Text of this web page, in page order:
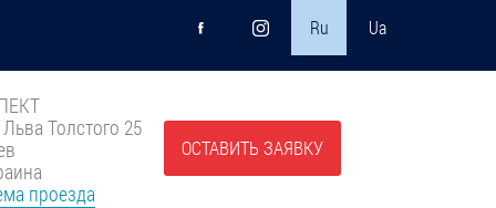
Ru Ua
Толстого 25
проезда
ОСТАВИТЬ ЗАЯВКУ